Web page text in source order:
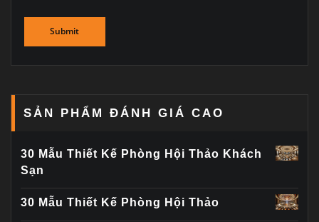
SẢN PHẨM ĐÁNH GIÁ CAO
30 Mẫu Thiết Kế Phòng Hội Thảo Khách
Sạn
30 Mẫu Thiết Kế Phòng Hội Thảo